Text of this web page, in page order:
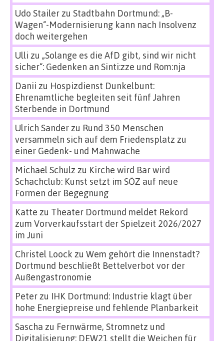
Udo Stailerzu Stadtbahn Dortmund: „B-
Wagen“-Modernisierung kann nach Insolvenz
doch weitergehen
Ulli zu „Solange es die AfD gibt, sind wir nicht
sicher“: Gedenken an Sinti:zze und Rom:nja
Danii zu Hospizdienst Dunkelbunt:
Ehrenamtliche begleiten seit fünf Jahren
Sterbende in Dortmund
Ulrich Sanderzu Rund 350 Menschen
versammeln sich auf dem Friedensplatz zu
einer Gedenk- und Mahnwache
Michael Schulz zu Kirche wird Bar wird
Schachclub: Kunst setzt im SÖZ auf neue
Formen der Begegnung
Katte zu Theater Dortmund meldet Rekord
zum Vorverkaufsstart der Spielzeit 2026/2027
im Juni
Christel Loock zu Wem gehört die Innenstadt?
Dortmund beschließt Bettelverbot vor der
Außengastronomie
Peterzu IHK Dortmund: Industrie klagt über
hohe Energiepreise und fehlende Planbarkeit
Sascha zu Fernwärme, Stromnetz und
Digitalisierung: DEW21 stellt die Weichen für